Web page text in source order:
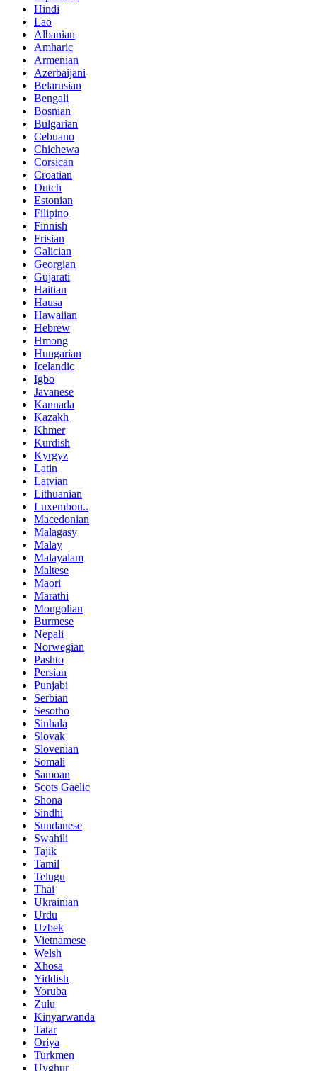
Hindi
Lao
Albanian
Amharic
Armenian
Azerbaijani
Belarusian
Bengali
Bosnian
Bulgarian
Cebuano
Chichewa
Corsican
Croatian
Dutch
Estonian
Filipino
Finnish
Frisian
Galician
Georgian
Gujarati
Haitian
Hausa
Hawaiian
Hebrew
Hmong
Hungarian
Icelandic
Igbo
Javanese
Kannada
Kazakh
Khmer
Kurdish
Kyrgyz
Latin
Latvian
Lithuanian
Luxembou..
Macedonian
Malagasy
Malay
Malayalam
Maltese
Maori
Marathi
Mongolian
Burmese
Nepali
Norwegian
Pashto
Persian
Punjabi
Serbian
Sesotho
Sinhala
Slovak
Slovenian
Somali
Samoan
Scots Gaelic
Shona
Sindhi
Sundanese
Swahili
Tajik
Tamil
Telugu
Thai
Ukrainian
Urdu
Uzbek
Vietnamese
Welsh
Xhosa
Yiddish
Yoruba
Zulu
Kinyarwanda
Tatar
Oriya
Turkmen
Uyghur